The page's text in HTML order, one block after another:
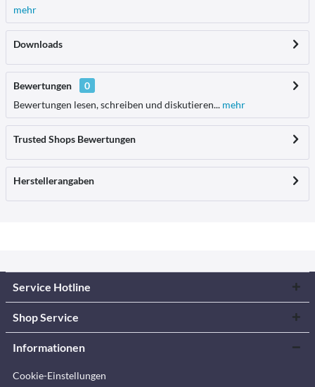
mehr
Downloads
Bewertungen
0
Bewertungen lesen, schreiben und diskutieren... mehr
Trusted Shops Bewertungen
Herstellerangaben
Service Hotline
Shop Service
Informationen
Cookie-Einstellungen